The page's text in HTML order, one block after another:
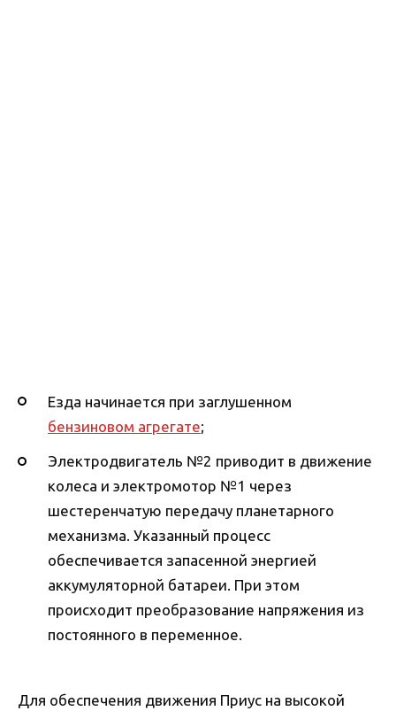
Езда начинается при заглушенном
бензиновом агрегате;
Электродвигатель №2 приводит в движение
колеса и электромотор №1 через
шестеренчатую передачу планетарного
механизма. Указанный процесс
обеспечивается запасенной энергией
аккумуляторной батареи. При этом
происходит преобразование напряжения из
постоянного в переменное.
Для обеспечения движения Приус на высокой